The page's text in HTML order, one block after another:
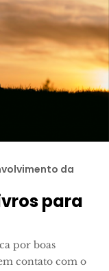
da
para
por boas
contato com o